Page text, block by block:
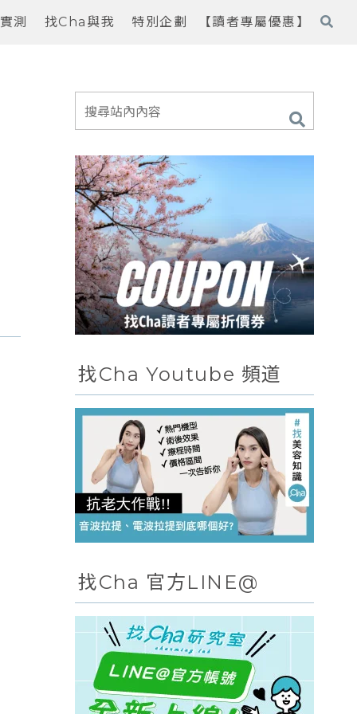
測 找Cha與我 特別企劃 【讀者專屬優惠】
找Cha Youtube 頻道
找Cha 官方LINE@